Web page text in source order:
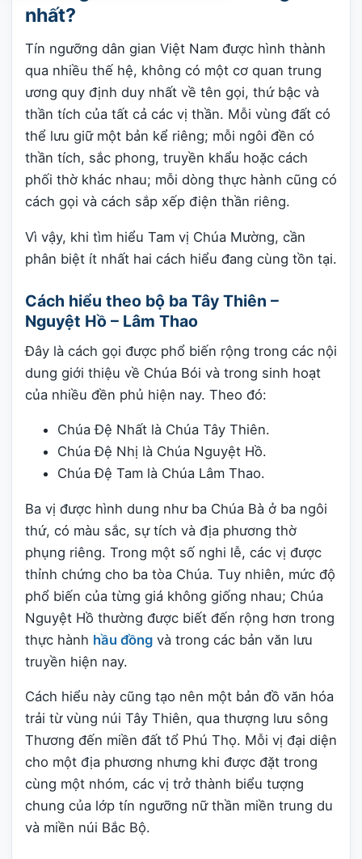
nhất?
Tín ngưỡng dân gian Việt Nam được hình thành
qua nhiều thế hệ, không có một cơ quan trung
ương quy định duy nhất về tên gọi, thứ bậc và
thần tích của tất cả các vị thần. Mỗi vùng đất có
thể lưu giữ một bản kể riêng; mỗi ngôi đền có
thần tích, sắc phong, truyền khẩu hoặc cách
phối thờ khác nhau; mỗi dòng thực hành cũng có
cách gọi và cách sắp xếp điện thần riêng.
Vì vậy, khi tìm hiểu Tam vị Chúa Mường, cần
phân biệt ít nhất hai cách hiểu đang cùng tồn tại.
Cách hiểu theo bộ ba Tây Thiên –
Nguyệt Hồ – Lâm Thao
Đây là cách gọi được phổ biến rộng trong các nội
dung giới thiệu về Chúa Bói và trong sinh hoạt
của nhiều đền phủ hiện nay. Theo đó:
Chúa Đệ Nhất là Chúa Tây Thiên.
Chúa Đệ Nhị là Chúa Nguyệt Hồ.
Chúa Đệ Tam là Chúa Lâm Thao.
Ba vị được hình dung như ba Chúa Bà ở ba ngôi
thứ, có màu sắc, sự tích và địa phương thờ
phụng riêng. Trong một số nghi lễ, các vị được
thỉnh chứng cho ba tòa Chúa. Tuy nhiên, mức độ
phổ biến của từng giá không giống nhau; Chúa
Nguyệt Hồ thường được biết đến rộng hơn trong
thực hành hầu đồng và trong các bản văn lưu
truyền hiện nay.
Cách hiểu này cũng tạo nên một bản đồ văn hóa
trải từ vùng núi Tây Thiên, qua thượng lưu sông
Thương đến miền đất tổ Phú Thọ. Mỗi vị đại diện
cho một địa phương nhưng khi được đặt trong
cùng một nhóm, các vị trở thành biểu tượng
chung của lớp tín ngưỡng nữ thần miền trung du
và miền núi Bắc Bộ.